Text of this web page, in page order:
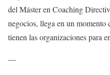
del Máster en Coaching
negocios, llega en un momento
tienen las organizaciones para
—